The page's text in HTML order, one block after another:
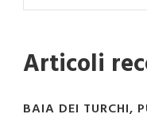
Articoli
BAIA DEI TURCHI,